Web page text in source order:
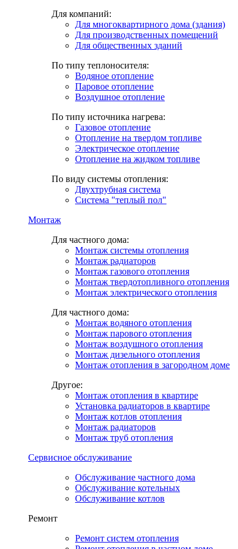
Для компаний:
Для многоквартирного дома (здания)
Для производственных помещений
Для общественных зданий
По типу теплоносителя:
Водяное отопление
Паровое отопление
Воздушное отопление
По типу источника нагрева:
Газовое отопление
Отопление на твердом топливе
Электрическое отопление
Отопление на жидком топливе
По виду системы отопления:
Двухтрубная система
Система "теплый пол"
Монтаж
Для частного дома:
Монтаж системы отопления
Монтаж радиаторов
Монтаж газового отопления
Монтаж твердотопливного отопления
Монтаж электрического отопления
Для частного дома:
Монтаж водяного отопления
Монтаж парового отопления
Монтаж воздушного отопления
Монтаж дизельного отопления
Монтаж отопления в загородном доме
Другое:
Монтаж отопления в квартире
Установка радиаторов в квартире
Монтаж котлов отопления
Монтаж радиаторов
Монтаж труб отопления
Сервисное обслуживание
Обслуживание частного дома
Обслуживание котельных
Обслуживание котлов
Ремонт
Ремонт систем отопления